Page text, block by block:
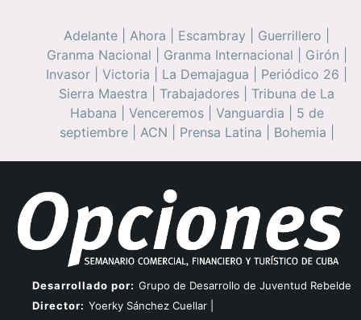
Adelante Ahora Escambray Guerrillero
Granma Nacional
Granma Internacional Girón
Invasor
Victoria La Demajagua Periódico 26
Sierra Maestra
Trabajadores
Tribuna de La
Habana
Venceremos| Vanguardia
5 de
septiembre| ACN Prensa Latina Bohemia
Desarrollado por: Grupo de Desarrollo de Juventud Rebelde
Director: Yoerky Sánchez Cuellar |